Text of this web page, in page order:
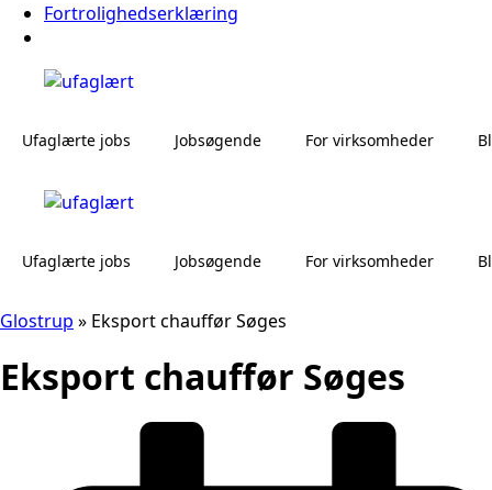
Fortrolighedserklæring
Ufaglærte jobs Jobsøgende For virksomheder
Ufaglærte jobs Jobsøgende For virksomheder
Glostrup » Eksport chauffør Søges
Eksport chauffør Søges